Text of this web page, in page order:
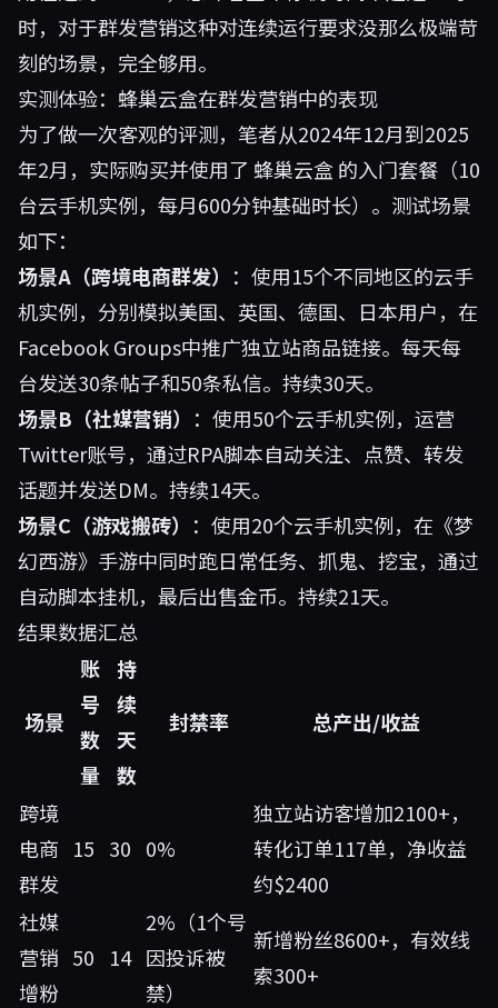
时，对于群发营销这种对连续运行要求没那么极端苛
刻的场景，完全够用。
实测体验：蜂巢云盒在群发营销中的表现
为了做一次客观的评测，笔者从2024年12月到2025
年2月，实际购买并使用了 蜂巢云盒的入门套餐（10
台云手机实例，每月600分钟基础时长）。测试场景
如下：
场景A（跨境电商群发） ：使用15个不同地区的云手
机实例，分别模拟美国、英国、德国、日本用户，在
Facebook Groups中推广独立站商品链接。每天每
台发送30条帖子和50条私信。持续30天。
场景B（社媒营销） ：使用50个云手机实例，运营
Twitter账号，通过RPA脚本自动关注、点赞、转发
话题并发送DM。持续14天。
场景C（游戏搬砖） ：使用20个云手机实例，在《梦
幻西游》手游中同时跑日常任务、抓鬼、挖宝，通过
自动脚本挂机，最后出售金币。持续21天。
结果数据汇总
场景
账
号
数
量
持
续
天
数
封禁率 总产出/收益
跨境
电商
群发
15 30 0%
独立站访客增加2100+，
转化订单117单，净收益
约$2400
社媒
营销
增粉
50 14
2%（1个号
因投诉被
禁）
新增粉丝8600+，有效线
索300+